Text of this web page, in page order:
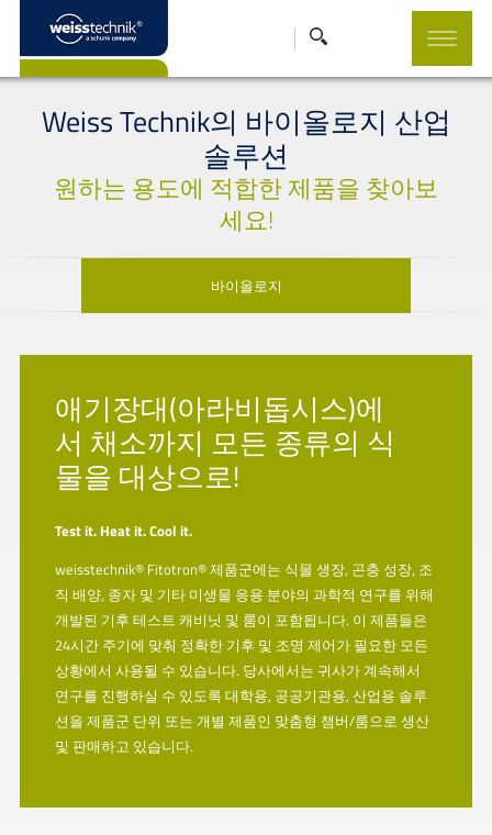
Weiss Technik의 바이올로지 산업
솔루션
원하는 용도에 적합한 제품을 찾아보
세요!
바이올로지
애기장대(아라비돕시스)에
서 채소까지 모든 종류의 식
물을 대상으로!
Test it. Heat it. Cool it.
weisstechnik® Fitotron® 제품군에는 식물 생장, 곤충 성장, 조
직 배양, 종자 및 기타 미생물 응용 분야의 과학적 연구를 위해
개발된 기후 테스트 캐비닛 및 룸이 포함됩니다. 이 제품들은
24시간 주기에 맞춰 정확한 기후 및 조명 제어가 필요한 모든
상황에서 사용될 수 있습니다. 당사에서는 귀사가 계속해서
연구를 진행하실 수 있도록 대학용, 공공기관용, 산업용 솔루
션을 제품군 단위 또는 개별 제품인 맞춤형 챔버/룸으로 생산
및 판매하고 있습니다.